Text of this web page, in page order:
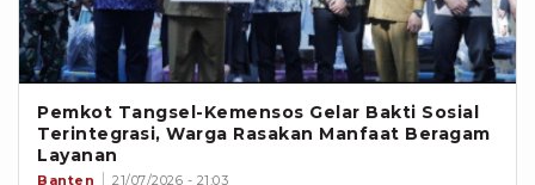
Pemkot Tangsel-Kemensos Gelar Bakti Sosial
Terintegrasi, Warga Rasakan Manfaat Beragam
Layanan
Banten 21/07/2026 - 21:03